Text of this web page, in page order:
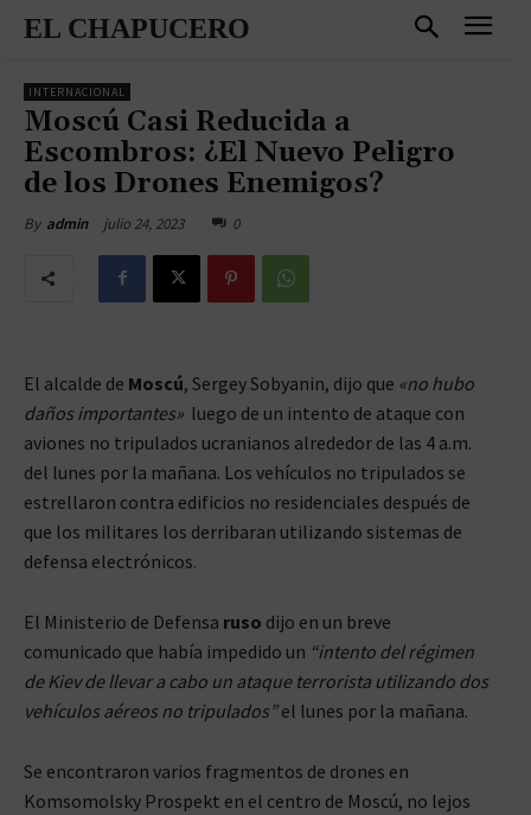
EL CHAPUCERO
INTERNACIONAL
Moscú Casi Reducida a
Escombros: ¿El Nuevo Peligro
de los Drones Enemigos?
By admin julio 24, 2023 0
El alcalde de Moscú, Sergey Sobyanin, dijo que «no hubo
daños importantes» luego de un intento de ataque con
aviones no tripulados ucranianos alrededor de las 4 a.m.
del lunes por la mañana. Los vehículos no tripulados se
estrellaron contra edificios no residenciales después de
que los militares los derribaran utilizando sistemas de
defensa electrónicos.
El Ministerio de Defensa ruso dijo en un breve
comunicado que había impedido un “intento del régimen
de Kiev de llevar a cabo un ataque terrorista utilizando dos
vehículos aéreos no tripulados”el lunes por la mañana.
Se encontraron varios fragmentos de drones en
Komsomolsky Prospekt en el centro de Moscú, no lejos